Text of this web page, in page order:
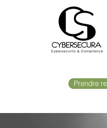
Prendre